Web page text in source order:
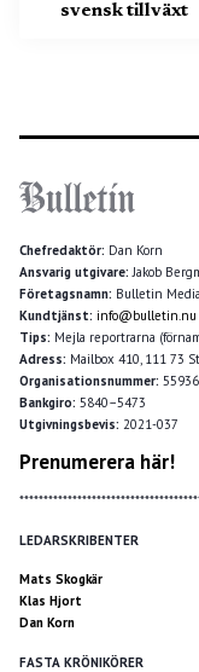
svensk tillväxt
Chefredaktör: Dan Korn
Ansvarig utgivare: Jakob
Företagsnamn: Bulletin
Kundtjänst: info@bulletin.nu
Tips: Mejla reportrarna
Adress: Mailbox 410, 111 73
Organisationsnummer:
Bankgiro: 5840–5473
Utgivningsbevis: 2021-037
Prenumerera här!
LEDARSKRIBENTER
Mats Skogkär
Klas Hjort
Dan Korn
FASTA KRÖNIKÖRER